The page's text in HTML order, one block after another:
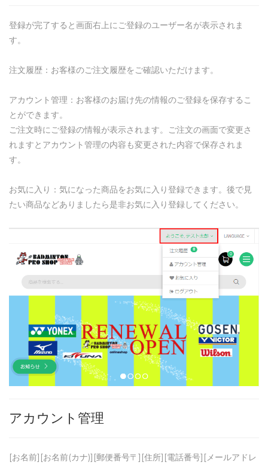
登録が完了すると画面右上にご登録のユーザー名が表示されま
す。
注文履歴：お客様のご注文履歴をご確認いただけます。
アカウント管理：お客様のお届け先の情報のご登録を保存するこ
とができます。
ご注文時にご登録の情報が表示されます。ご注文の画面で変更さ
れますとアカウント管理の内容も変更された内容で保存されま
す。
お気に入り：気になった商品をお気に入り登録できます。後で見
たい商品などありましたら是非お気に入り登録してください。
アカウント管理
[お名前][お名前(カナ)][郵便番号〒][住所][電話番号][メールアドレ